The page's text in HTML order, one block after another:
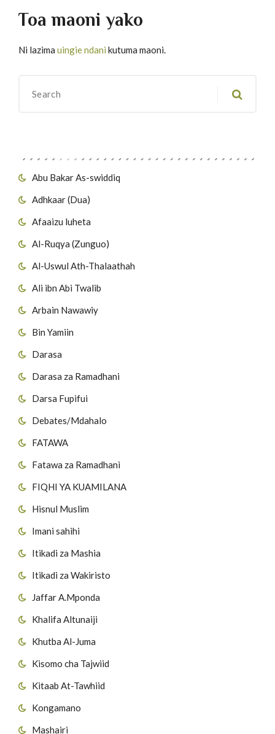
Abu Bakar As-swiddiq
Adhkaar (Dua)
Afaaizu luheta
Al-Ruqya (Zunguo)
Al-Uswul Ath-Thalaathah
Ali ibn Abi Twalib
Arbain Nawawiy
Bin Yamiin
Darasa
Darasa za Ramadhani
Darsa Fupifui
Debates/Mdahalo
FATAWA
Fatawa za Ramadhani
FIQHI YA KUAMILANA
Hisnul Muslim
Imani sahihi
Itikadi za Mashia
Itikadi za Wakiristo
Jaffar A.Mponda
Khalifa Altunaiji
Khutba Al-Juma
Kisomo cha Tajwiid
Kitaab At-Tawhiid
Kongamano
Mashairi
Toa maoni yako
Ni lazima uingie ndani kutuma maoni.